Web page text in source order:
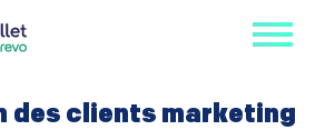
des clients marketing